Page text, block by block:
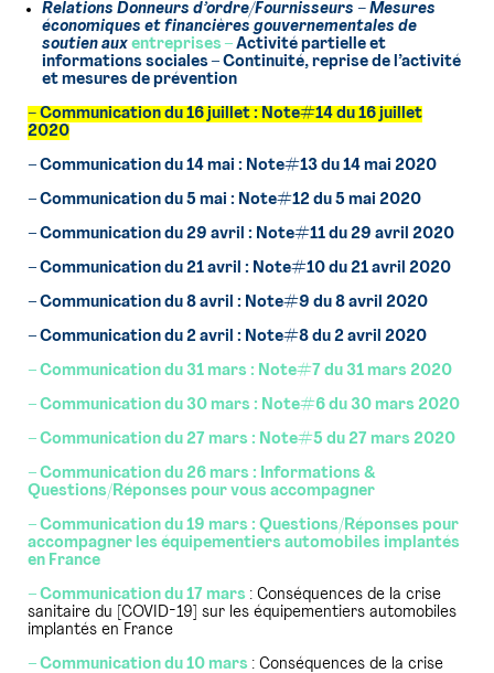
Relations Donneurs d’ordre/Fournisseurs – Mesures
économiques et financières gouvernementales de
soutien aux entreprises – Activité partielle et
informations sociales – Continuité, reprise de l’activité
et mesures de prévention
– Communication du 16 juillet : Note#14 du 16 juillet
2020
– Communication du 14 mai : Note#13 du 14 mai 2020
– Communication du 5 mai : Note#12 du 5 mai 2020
– Communication du 29 avril : Note#11 du 29 avril 2020
– Communication du 21 avril : Note#10 du 21 avril 2020
– Communication du 8 avril : Note#9 du 8 avril 2020
– Communication du 2 avril : Note#8 du 2 avril 2020
– Communication du 31 mars : Note#7 du 31 mars 2020
– Communication du 30 mars : Note#6 du 30 mars 2020
– Communication du 27 mars : Note#5 du 27 mars 2020
– Communication du 26 mars : Informations &
Questions/Réponses pour vous accompagner
– Communication du 19 mars : Questions/Réponses pour
accompagner les équipementiers automobiles implantés
en France
– Communication du 17 mars : Conséquences de la crise
sanitaire du [COVID-19] sur les équipementiers automobiles
implantés en France
– Communication du 10 mars : Conséquences de la crise